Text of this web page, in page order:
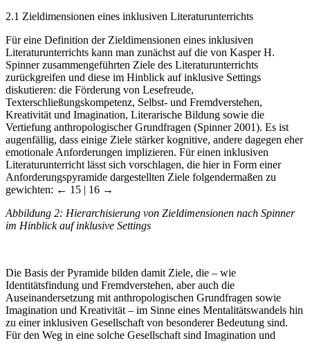
2.1 Zieldimensionen eines inklusiven Literaturunterrichts
Für eine Definition der Zieldimensionen eines inklusiven
Literaturunterrichts kann man zunächst auf die von Kasper H.
Spinner zusammengeführten Ziele des Literaturunterrichts
zurückgreifen und diese im Hinblick auf inklusive Settings
diskutieren: die Förderung von Lesefreude,
Texterschließungskompetenz, Selbst- und Fremdverstehen,
Kreativität und Imagination, Literarische Bildung sowie die
Vertiefung anthropologischer Grundfragen (Spinner 2001). Es ist
augenfällig, dass einige Ziele stärker kognitive, andere dagegen eher
emotionale Anforderungen implizieren. Für einen inklusiven
Literaturunterricht lässt sich vorschlagen, die hier in Form einer
Anforderungspyramide dargestellten Ziele folgendermaßen zu
gewichten: ← 15 | 16 →
Abbildung 2: Hierarchisierung von Zieldimensionen nach Spinner
im Hinblick auf inklusive Settings
Die Basis der Pyramide bilden damit Ziele, die – wie
Identitätsfindung und Fremdverstehen, aber auch die
Auseinandersetzung mit anthropologischen Grundfragen sowie
Imagination und Kreativität – im Sinne eines Mentalitätswandels hin
zu einer inklusiven Gesellschaft von besonderer Bedeutung sind.
Für den Weg in eine solche Gesellschaft sind Imagination und